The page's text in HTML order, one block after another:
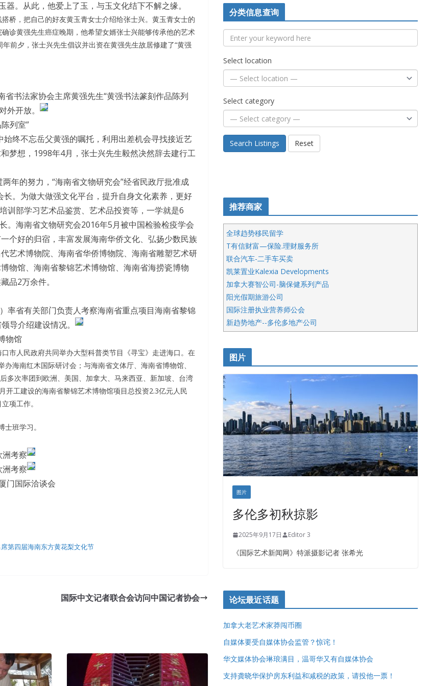
。从此，他爱上了玉，与玉文化结下不解之缘。
桥，把自己的好友黄玉青女士介绍给张士兴。黄玉青女士的
诊黄强先生癌症晚期，他希望女婿张士兴能够传承他的艺术
前夕，张士兴先生倡议并出资在黄强先生故居修建了“黄强
书法家协会主席黄强先生“黄强书法篆刻作品陈列
外开放。
列室”
终不忘岳父黄强的嘱托，利用出差机会寻找接近艺
梦想，1998年4月，张士兴先生毅然决然辞去建行工
年的努力，“海南省文物研究会”经省民政厅批准成
。为做大做强文化平台，提升自身文化素养，更好
训部学习艺术品鉴赏、艺术品投资等，一学就是6
。海南省文物研究会2016年5月被中国检验检疫学会
个好的归宿，丰富发展海南华侨文化、弘扬少数民族
艺术博物院、海南省华侨博物院、海南省雕塑艺术研
物馆、海南省黎锦艺术博物馆、海南省海捞瓷博物
品2万余件。
率省有关部门负责人考察海南省重点项目海南省黎锦
导介绍建设情况。
物馆
市人民政府共同举办大型科普类节目《寻宝》走进海口。在
海南红木国际研讨会；与海南省文体厅、海南省博物馆、
多次率团到欧洲、美国、加拿大、马来西亚、新加坡、台湾
工建设的海南省黎锦艺术博物馆项目总投资2.3亿元人民
项工作。
班学习。
考察
考察
门国际洽谈会
第四届海南东方黄花梨文化节
国际中文记者联合会访问中国记者协会
分类信息查询
Select location
Select category
Search Listings Reset
推荐商家
全球趋势移民留学
T有信财富—保险.理财服务所
联合汽车-二手车买卖
凯莱置业Kalexia Developments
加拿大赛智公司-脑保健系列产品
阳光假期旅游公司
国际注册执业营养师公会
新趋势地产--多伦多地产公司
呱呱电器
开明车行KS CAR SALES & SERVICE
健健宝公司
皇后金融集团
正点印艺设计
图片
图片
多伦多初秋掠影
2025年9月17日 Editor 3
《国际艺术新闻网》特派摄影记者 张希光
论坛最近话题
加拿大老艺术家莽闯币圈
自媒体要受自媒体协会监管？惊诧！
华文媒体协会琳琅满目，温哥华又有自媒体协会
支持龚晓华保护房东利益和减税的政策，请投他一票！